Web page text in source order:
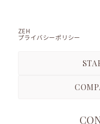
ZEH
プライバシーポリシー